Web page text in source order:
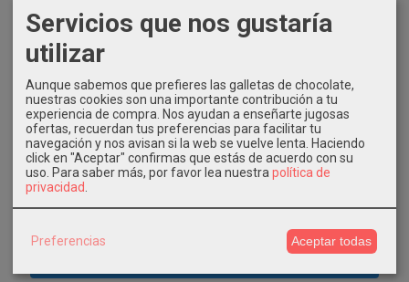
COSTES DE ENVÍO
Consultar Destinos
TU CARRITO (0)
El carrito de la compra está vacío
Servicios que nos gustaría
utilizar
Aunque sabemos que prefieres las galletas de chocolate,
nuestras cookies son una importante contribución a tu
experiencia de compra. Nos ayudan a enseñarte jugosas
ofertas, recuerdan tus preferencias para facilitar tu
navegación y nos avisan si la web se vuelve lenta. Haciendo
click en "Aceptar" confirmas que estás de acuerdo con su
uso. Para saber más, por favor lea nuestra política de
privacidad
Preferencias Aceptar todas